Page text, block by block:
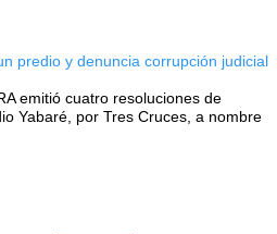
predio y denuncia corrupción judicial
emitió cuatro resoluciones de
Yabaré, por Tres Cruces, a nombre